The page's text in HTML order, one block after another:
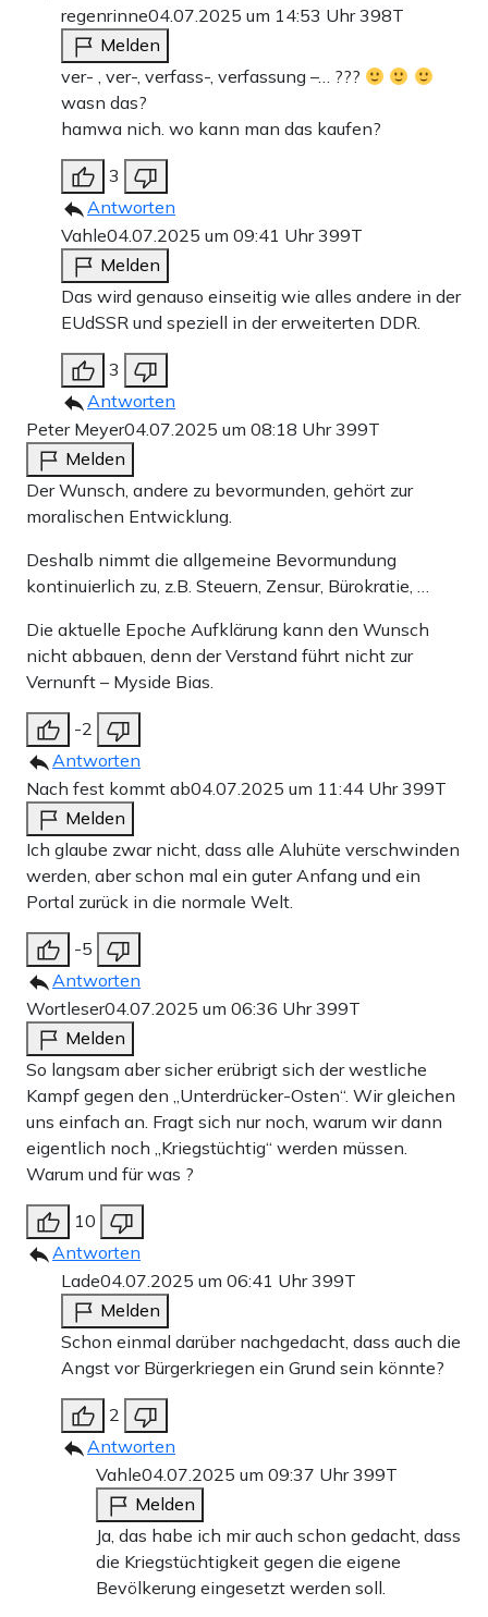
regenrinne04.07.2025 um 14:53 Uhr398T
Melden
ver- , ver-, verfass-, verfassung –… ???
wasn das?
hamwa nich. wo kann man das kaufen?
3
Antworten
Vahle04.07.2025 um 09:41 Uhr399T
Melden
Das wird genauso einseitig wie alles andere in der
EUdSSR und speziell in der erweiterten DDR.
3
Antworten
Peter Meyer04.07.2025 um 08:18 Uhr399T
Melden
Der Wunsch, andere zu bevormunden, gehört zur
moralischen Entwicklung.
Deshalb nimmt die allgemeine Bevormundung
kontinuierlich zu, z.B. Steuern, Zensur, Bürokratie, …
Die aktuelle Epoche Aufklärung kann den Wunsch
nicht abbauen, denn der Verstand führt nicht zur
Vernunft – Myside Bias.
-2
Antworten
Nach fest kommt ab04.07.2025 um 11:44 Uhr399T
Melden
Ich glaube zwar nicht, dass alle Aluhüte verschwinden
werden, aber schon mal ein guter Anfang und ein
Portal zurück in die normale Welt.
-5
Antworten
Wortleser04.07.2025 um 06:36 Uhr399T
Melden
So langsam aber sicher erübrigt sich der westliche
Kampf gegen den „Unterdrücker-Osten“. Wir gleichen
uns einfach an. Fragt sich nur noch, warum wir dann
eigentlich noch „Kriegstüchtig“ werden müssen.
Warum und für was ?
10
Antworten
Lade04.07.2025 um 06:41 Uhr399T
Melden
Schon einmal darüber nachgedacht, dass auch die
Angst vor Bürgerkriegen ein Grund sein könnte?
2
Antworten
Vahle04.07.2025 um 09:37 Uhr399T
Melden
Ja, das habe ich mir auch schon gedacht, dass
die Kriegstüchtigkeit gegen die eigene
Bevölkerung eingesetzt werden soll.